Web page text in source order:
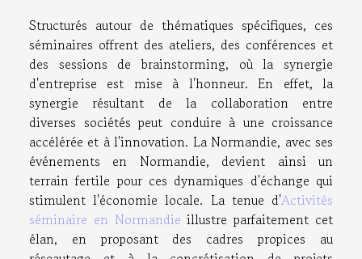
Structurés autour de thématiques spécifiques, ces
séminaires offrent des ateliers, des conférences et
des sessions de brainstorming, où la synergie
d'entreprise est mise à l'honneur. En effet, la
synergie résultant de la collaboration entre
diverses sociétés peut conduire à une croissance
accélérée et à l'innovation. La Normandie, avec ses
événements en Normandie, devient ainsi un
terrain fertile pour ces dynamiques d'échange qui
stimulent l'économie locale. La tenue d'Activités
séminaire en Normandie illustre parfaitement cet
élan, en proposant des cadres propices au